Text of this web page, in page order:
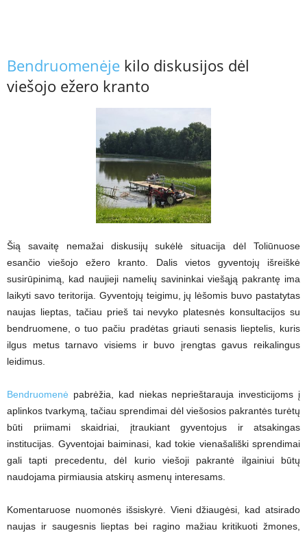
Bendruomenėje kilo diskusijos dėl
viešojo ežero kranto
Šią savaitę nemažai diskusijų sukėlė situacija dėl Toliūnuose
esančio viešojo ežero kranto. Dalis vietos gyventojų išreiškė
susirūpinimą, kad naujieji namelių savininkai viešąją pakrantę ima
laikyti savo teritorija. Gyventojų teigimu, jų lėšomis buvo pastatytas
naujas lieptas, tačiau prieš tai nevyko platesnės konsultacijos su
bendruomene, o tuo pačiu pradėtas griauti senasis lieptelis, kuris
ilgus metus tarnavo visiems ir buvo įrengtas gavus reikalingus
leidimus.
Bendruomenė pabrėžia, kad niekas neprieštarauja investicijoms į
aplinkos tvarkymą, tačiau sprendimai dėl viešosios pakrantės turėtų
būti priimami skaidriai, įtraukiant gyventojus ir atsakingas
institucijas. Gyventojai baiminasi, kad tokie vienašališki sprendimai
gali tapti precedentu, dėl kurio viešoji pakrantė ilgainiui būtų
naudojama pirmiausia atskirų asmenų interesams.
Komentaruose nuomonės išsiskyrė. Vieni džiaugėsi, kad atsirado
naujas ir saugesnis lieptas bei ragino mažiau kritikuoti žmones,